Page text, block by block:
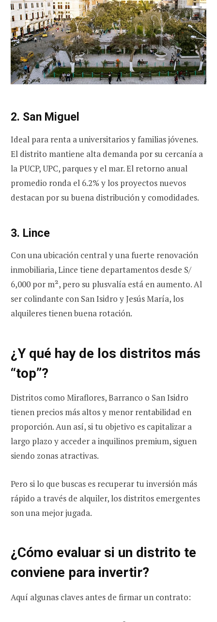
2. San Miguel
Ideal para renta a universitarios y familias jóvenes.
El distrito mantiene alta demanda por su cercanía a
la PUCP, UPC, parques y el mar. El retorno anual
promedio ronda el 6.2% y los proyectos nuevos
destacan por su buena distribución y comodidades.
3. Lince
Con una ubicación central y una fuerte renovación
inmobiliaria, Lince tiene departamentos desde S/
6,000 por m², pero su plusvalía está en aumento. Al
ser colindante con San Isidro y Jesús María, los
alquileres tienen buena rotación.
¿Y qué hay de los distritos más
“top”?
Distritos como Miraflores, Barranco o San Isidro
tienen precios más altos y menor rentabilidad en
proporción. Aun así, si tu objetivo es capitalizar a
largo plazo y acceder a inquilinos premium, siguen
siendo zonas atractivas.
Pero si lo que buscas es recuperar tu inversión más
rápido a través de alquiler, los distritos emergentes
son una mejor jugada.
¿Cómo evaluar si un distrito te
conviene para invertir?
Aquí algunas claves antes de firmar un contrato: